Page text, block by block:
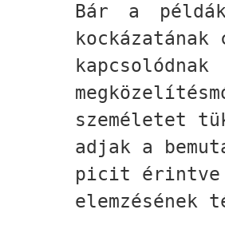
Bár a
kockázatának
személetet
adjak a
picit érintve
elemzésének